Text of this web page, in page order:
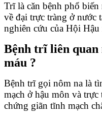
Trĩ là căn bệnh phổ
về đại trực tràng ở nước
nghiên cứu của Hội
Bệnh trĩ liên quan
máu ?
Bệnh trĩ gọi nôm na là
mạch ở hậu môn và
chứng giãn tĩnh mạch